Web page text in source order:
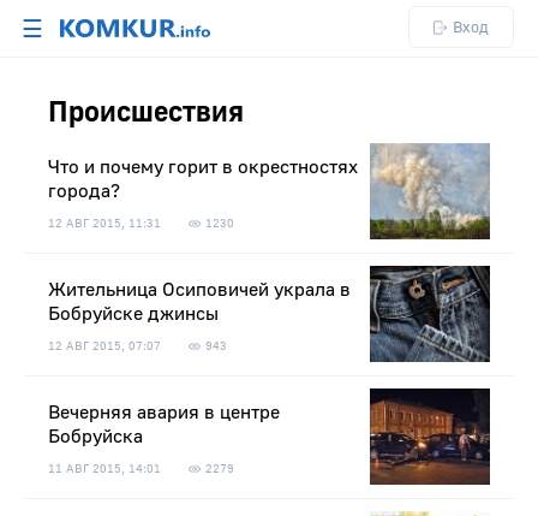
☰ Вход
Происшествия
Что и почему горит в окрестностях
города?
12 АВГ 2015, 11:31 1230
Жительница Осиповичей украла в
Бобруйске джинсы
12 АВГ 2015, 07:07 943
Вечерняя авария в центре
Бобруйска
11 АВГ 2015, 14:01 2279